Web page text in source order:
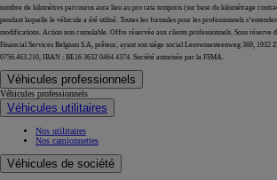
nombre de kilomètres parcourus aura lieu au pro rata temporis (sur base du kilométrage
pendant laquelle le véhicule a été utilisé. Toutes les formules pour les professionnels
modifications. Action non cumulable. Offre réservée aux clients professionnels. Sous réserve
Financial Services Belgium S.A, prêteur, ayant son siège social Leuvensesteenweg 369, 1932
0756.463.210, IBAN : BE16 3632 0464 4374. Société autorisée par la FSMA.
Véhicules professionnels
Véhicules professionnels
Véhicules utilitaires
Nos utilitaires
Nos camionnettes
Véhicules de société